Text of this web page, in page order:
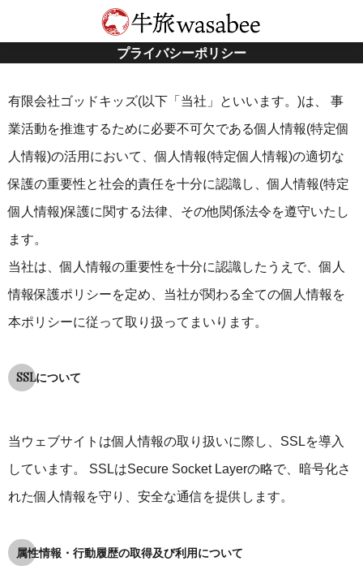
プライバシーポリシー
有限会社ゴッドキッズ(以下「当社」といいます。)は、 事
業活動を推進するために必要不可欠である個人情報(特定個
人情報)の活用において、個人情報(特定個人情報)の適切な
保護の重要性と社会的責任を十分に認識し、個人情報(特定
個人情報)保護に関する法律、その他関係法令を遵守いたし
ます。
当社は、個人情報の重要性を十分に認識したうえで、個人
情報保護ポリシーを定め、当社が関わる全ての個人情報を
本ポリシーに従って取り扱ってまいります。
SSLについて
当ウェブサイトは個人情報の取り扱いに際し、SSLを導入
しています。 SSLはSecure Socket Layerの略で、暗号化さ
れた個人情報を守り、安全な通信を提供します。
属性情報・行動履歴の取得及び利用について